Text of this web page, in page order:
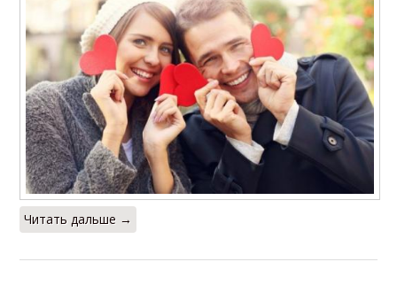
Читать дальше →